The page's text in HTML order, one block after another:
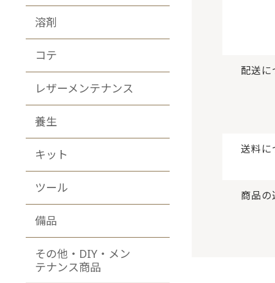
配送に
送料に
商品の
溶剤
コテ
レザーメンテナンス
養生
キット
ツール
備品
その他・DIY・メン
テナンス商品